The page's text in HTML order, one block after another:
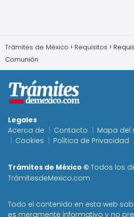
Trámites de México Requisitos
Comunión
Legales
Acerca de
Contacto Mapa del
Cookies
Politica de Privacidad
Trámites de México © Todos los
TrámitesdeMexico.com
Todo el contenido en esta web
es meramente informativo y no